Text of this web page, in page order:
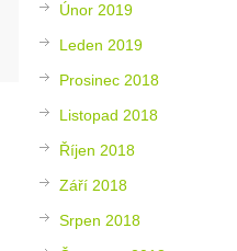
Únor 2019
Leden 2019
Prosinec 2018
Listopad 2018
Říjen 2018
Září 2018
Srpen 2018